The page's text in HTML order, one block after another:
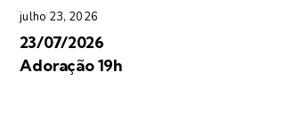
julho 23, 2026
23/07/2026
Adoração 19h